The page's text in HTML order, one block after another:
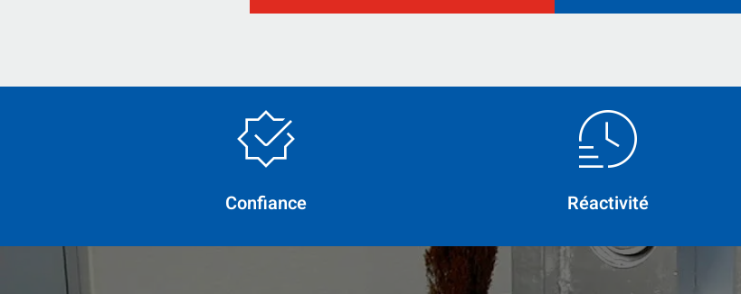
Confiance Réactivité